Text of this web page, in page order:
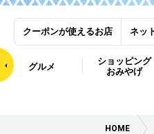
クーポンが使えるお店 ネッ
グルメ
ショッピング
おみやげ
HOME